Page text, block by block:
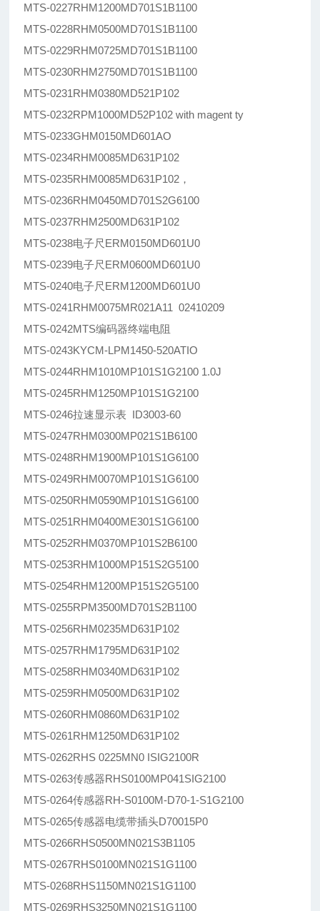
MTS-0227RHM1200MD701S1B1100
MTS-0228RHM0500MD701S1B1100
MTS-0229RHM0725MD701S1B1100
MTS-0230RHM2750MD701S1B1100
MTS-0231RHM0380MD521P102
MTS-0232RPM1000MD52P102 with magent ty
MTS-0233GHM0150MD601AO
MTS-0234RHM0085MD631P102
MTS-0235RHM0085MD631P102，
MTS-0236RHM0450MD701S2G6100
MTS-0237RHM2500MD631P102
MTS-0238电子尺ERM0150MD601U0
MTS-0239电子尺ERM0600MD601U0
MTS-0240电子尺ERM1200MD601U0
MTS-0241RHM0075MR021A11 02410209
MTS-0242MTS编码器终端电阻
MTS-0243KYCM-LPM1450-520ATIO
MTS-0244RHM1010MP101S1G2100 1.0J
MTS-0245RHM1250MP101S1G2100
MTS-0246拉速显示表 ID3003-60
MTS-0247RHM0300MP021S1B6100
MTS-0248RHM1900MP101S1G6100
MTS-0249RHM0070MP101S1G6100
MTS-0250RHM0590MP101S1G6100
MTS-0251RHM0400ME301S1G6100
MTS-0252RHM0370MP101S2B6100
MTS-0253RHM1000MP151S2G5100
MTS-0254RHM1200MP151S2G5100
MTS-0255RPM3500MD701S2B1100
MTS-0256RHM0235MD631P102
MTS-0257RHM1795MD631P102
MTS-0258RHM0340MD631P102
MTS-0259RHM0500MD631P102
MTS-0260RHM0860MD631P102
MTS-0261RHM1250MD631P102
MTS-0262RHS 0225MN0 ISIG2100R
MTS-0263传感器RHS0100MP041SIG2100
MTS-0264传感器RH-S0100M-D70-1-S1G2100
MTS-0265传感器电缆带插头D70015P0
MTS-0266RHS0500MN021S3B1105
MTS-0267RHS0100MN021S1G1100
MTS-0268RHS1150MN021S1G1100
MTS-0269RHS3250MN021S1G1100